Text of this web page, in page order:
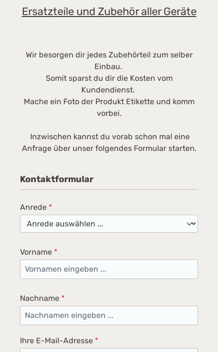
Ersatzteile und Zubehör aller Geräte
Wir besorgen dir jedes Zubehörteil zum selber
Einbau.
Somit sparst du dir die Kosten vom
Kundendienst.
Mache ein Foto der Produkt Etikette und komm
vorbei.
Inzwischen kannst du vorab schon mal eine
Anfrage über unser folgendes Formular starten.
Kontaktformular
Anrede *
Vorname *
Nachname *
Ihre E-Mail-Adresse *